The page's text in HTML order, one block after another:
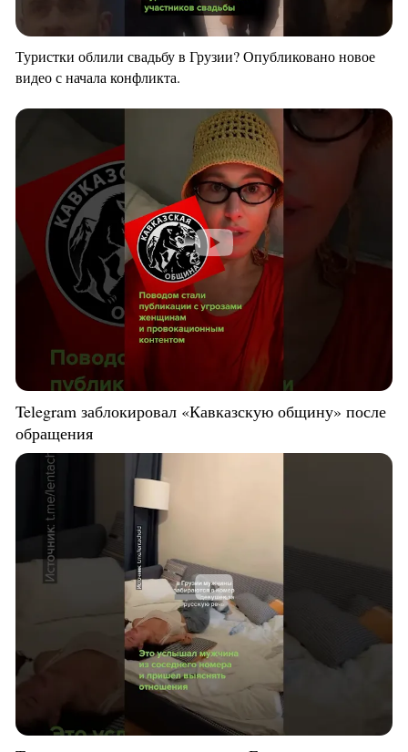
Туристки облили свадьбу в Грузии? Опубликовано новое
видео с начала конфликта.
Telegram заблокировал «Кавказскую общину» после
обращения